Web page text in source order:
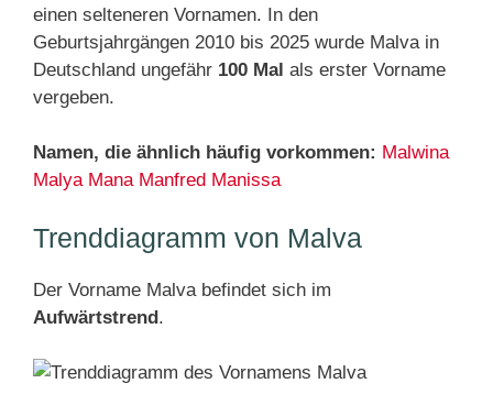
einen selteneren Vornamen. In den
Geburtsjahrgängen 2010 bis 2025 wurde Malva in
Deutschland ungefähr 100 Mal als erster Vorname
vergeben.
Namen, die ähnlich häufig vorkommen: Malwina
Malya Mana Manfred Manissa
Trenddiagramm von Malva
Der Vorname Malva befindet sich im
Aufwärtstrend.